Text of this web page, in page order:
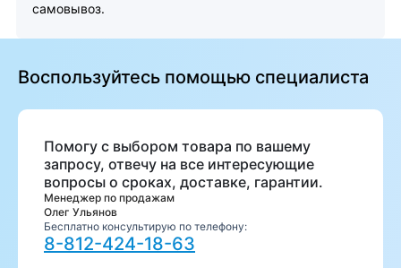
самовывоз.
Воспользуйтесь помощью специалиста
Помогу с выбором товара по вашему
запросу, отвечу на все интересующие
вопросы о сроках, доставке, гарантии.
Менеджер по продажам
Олег Ульянов
Бесплатно консультирую по телефону:
8-812-424-18-63